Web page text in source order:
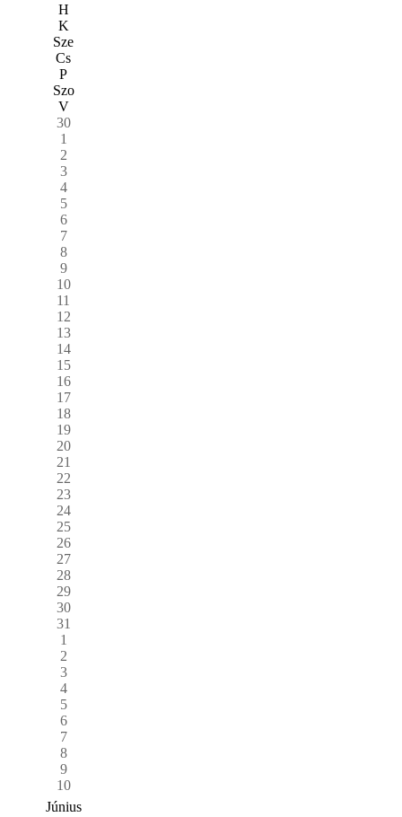
H
K
Sze
Cs
P
Szo
V
30
1
2
3
4
5
6
7
8
9
10
11
12
13
14
15
16
17
18
19
20
21
22
23
24
25
26
27
28
29
30
31
1
2
3
4
5
6
7
8
9
10
Június